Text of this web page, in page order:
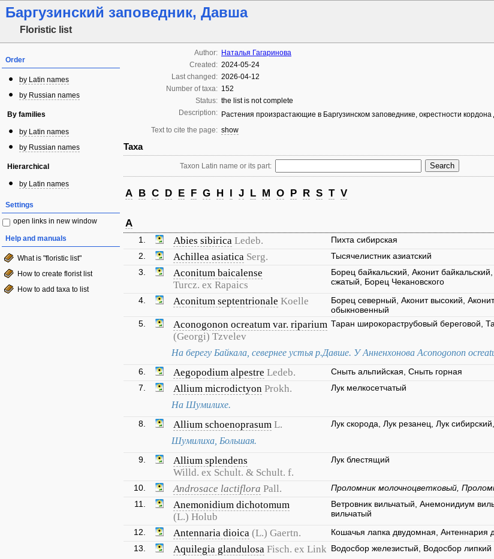
Баргузинский заповедник, Давша
Floristic list
Order
by Latin names
by Russian names
By families
by Latin names
by Russian names
Hierarchical
by Latin names
Settings
open links in new window
Help and manuals
What is "floristic list"
How to create florist list
How to add taxa to list
Author: Наталья Гагаринова
Created: 2024-05-24
Last changed: 2026-04-12
Number of taxa: 152
Status: the list is not complete
Description: Растения произрастающие в Баргузинском заповеднике, окрестности
Text to cite the page: show
Taxa
Taxon Latin name or its part:
A B C D E F G H I J L M O P R S T V
A
1. Abies sibirica Ledeb.
Пихта сибирская
2.
Achillea asiatica Serg.
Тысячелистник азиатский
3.
Aconitum baicalense
Turcz. ex Rapaics
Борец байкальский, Аконит
сжатый, Борец Чекановского
4.
Aconitum septentrionale Koelle
Борец северный, Аконит высокий,
обыкновенный
5.
Aconogonon ocreatum var. riparium
(Georgi) Tzvelev
Таран широкораструбовый береговой,
На берегу Байкала, севернее устья р.Давше. У Анненхонова Aconogonon
6. Aegopodium alpestre Ledeb.
Сныть альпийская, Сныть горная
7.
Allium microdictyon Prokh. Лук мелкосетчатый
На Шумилихе.
8. Allium schoenoprasum L. Лук скорода, Лук резанец, Лук
Шумилиха, Большая.
9.
Allium splendens
Willd. ex Schult. & Schult. f.
Лук блестящий
10. Androsace lactiflora Pall.
Проломник молочноцветковый,
11.
Anemonidium dichotomum
(L.) Holub
Ветровник вильчатый, Анемонидиум
вильчатый
12.
Antennaria dioica (L.) Gaertn.
Кошачья лапка двудомная, Антеннария
13.
Aquilegia glandulosa Fisch. ex Link Водосбор железистый, Водосбор липкий